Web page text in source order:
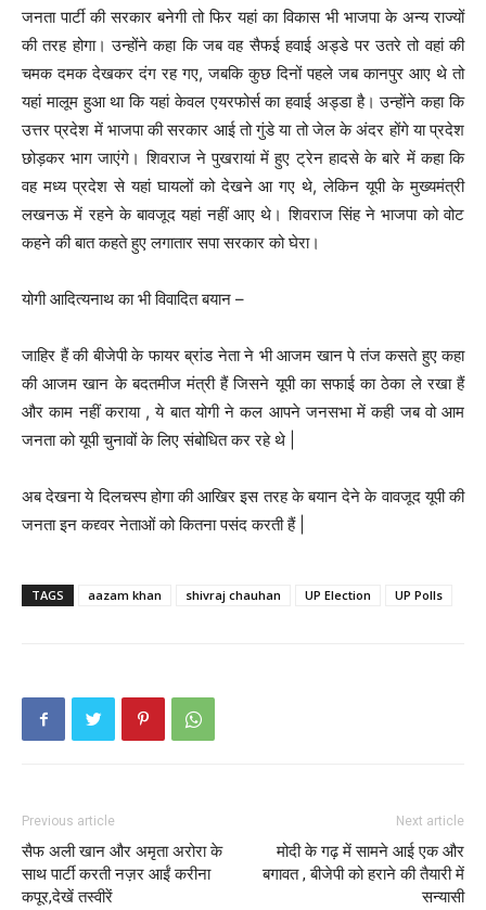
जनता पार्टी की सरकार बनेगी तो फिर यहां का विकास भी भाजपा के अन्य राज्यों
की तरह होगा। उन्होंने कहा कि जब वह सैफई हवाई अड्डे पर उतरे तो वहां की
चमक दमक देखकर दंग रह गए, जबकि कुछ दिनों पहले जब कानपुर आए थे तो
यहां मालूम हुआ था कि यहां केवल एयरफोर्स का हवाई अड्डा है। उन्होंने कहा कि
उत्तर प्रदेश में भाजपा की सरकार आई तो गुंडे या तो जेल के अंदर होंगे या प्रदेश
छोड़कर भाग जाएंगे। शिवराज ने पुखरायां में हुए ट्रेन हादसे के बारे में कहा कि
वह मध्य प्रदेश से यहां घायलों को देखने आ गए थे, लेकिन यूपी के मुख्यमंत्री
लखनऊ में रहने के बावजूद यहां नहीं आए थे। शिवराज सिंह ने भाजपा को वोट
कहने की बात कहते हुए लगातार सपा सरकार को घेरा।
योगी आदित्यनाथ का भी विवादित बयान –
जाहिर हैं की बीजेपी के फायर ब्रांड नेता ने भी आजम खान पे तंज कसते हुए कहा
की आजम खान के बदतमीज मंत्री हैं जिसने यूपी का सफाई का ठेका ले रखा हैं
और काम नहीं कराया , ये बात योगी ने कल आपने जनसभा में कही जब वो आम
जनता को यूपी चुनावों के लिए संबोधित कर रहे थे |
अब देखना ये दिलचस्प होगा की आखिर इस तरह के बयान देने के वावजूद यूपी की
जनता इन कद्द्वर नेताओं को कितना पसंद करती हैं |
TAGS aazam khan shivraj chauhan UP Election UP Polls
Previous article
सैफ अली खान और अमृता अरोरा के
साथ पार्टी करती नज़र आईं करीना
कपूर,देखें तस्वीरें
Next article
मोदी के गढ़ में सामने आई एक और
बगावत , बीजेपी को हराने की तैयारी में
सन्यासी